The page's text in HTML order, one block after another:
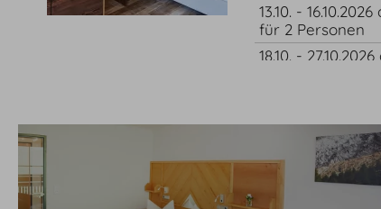
13.10. -
für 2 Personen
18.10. -